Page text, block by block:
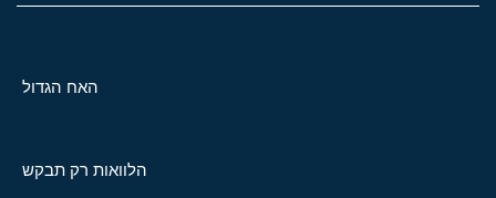
האח הגדול
הלוואות רק תבקש